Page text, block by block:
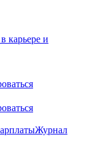
карьере и
Журнал